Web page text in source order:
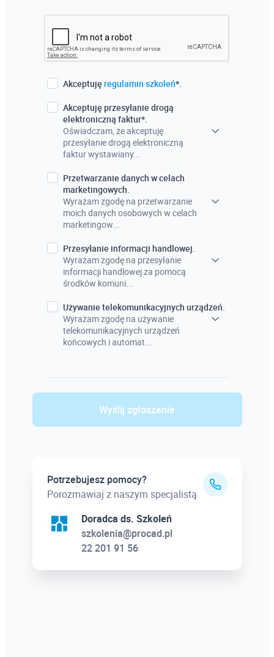
Akceptuję regulamin szkoleń*.
Akceptuję przesyłanie drogą
elektroniczną faktur*.
Oświadczam, że akceptuję
przesyłanie drogą elektroniczną
faktur wystawiany...
Przetwarzanie danych w celach
marketingowych.
Wyrażam zgodę na przetwarzanie
moich danych osobowych w celach
marketingow...
Przesyłanie informacji handlowej.
Wyrażam zgodę na przesyłanie
informacji handlowej za pomocą
środków komuni...
Używanie telekomunikacyjnych urządzeń.
Wyrażam zgodę na używanie
telekomunikacyjnych urządzeń
końcowych i automat...
Wyślij zgłoszenie
Potrzebujesz pomocy?
Porozmawiaj z naszym specjalistą
Doradca ds. Szkoleń
szkolenia@procad.pl
22 201 91 56
Holandia
Czechy